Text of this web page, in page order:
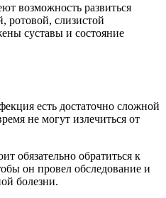
возможность развиться
ротовой, слизистой
суставы и состояние
есть достаточно сложной
не могут излечиться от
обязательно обратиться к
он провел обследование и
болезни.